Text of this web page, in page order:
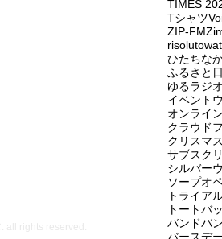
TIMES
Tシャツ
ZIP-FM
risoluto
ひたちな
ふるさと
ゆるラジオ
イベント
オンライ
クラウド
クリスマ
サブスク
シルバー
ソープオ
トライア
トートバ
バンドバ
バースデ